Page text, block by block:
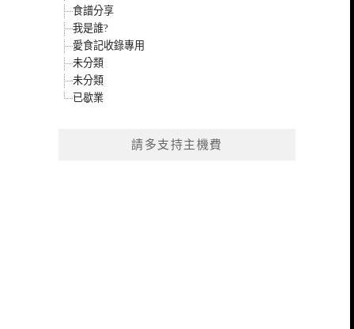
食譜分享
我是誰?
愛食記收錄專用
未分類
未分類
已歇業
請多支持主機費